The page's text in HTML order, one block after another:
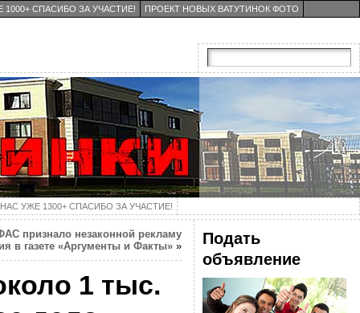
1000+ СПАСИБО ЗА УЧАСТИЕ! ПРОЕКТ НОВЫХ ВАТУТИНОК ФОТО
НАС УЖЕ 1300+ СПАСИБО ЗА УЧАСТИЕ!
признало незаконной рекламу
в газете «Аргументы и Факты»»
1 тыс.
Подать
объявление